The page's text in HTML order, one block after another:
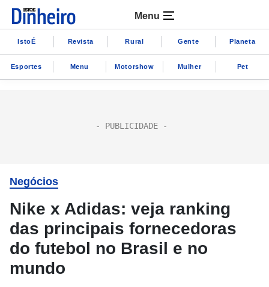
Menu
IstoÉ Revista Rural Gente Planeta
Esportes Menu Motorshow Mulher Pet
Negócios
Nike x Adidas: veja ranking
das principais fornecedoras
do futebol no Brasil e no
mundo